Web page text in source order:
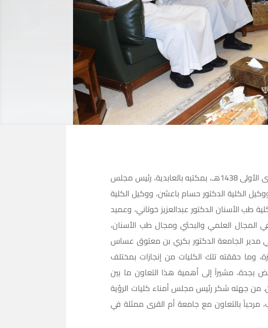
التقى معالي مدير جامعة أم القرى الدكتور بكري بن معتوق عساس يوم الأربعاء 25 جمادى الأولى 1438هـ، بمكتبه بالعابدية، رئيس مجلس
الكلية الدكتور حسام باعشن، ووكيل الكلية
طب الأسنان الدكتور عبدالعزيز خوتاني، وعميد
المجال العلمي والبحثي ومجال طب الأسنان،
مدير الجامعة الدكتور بكري بن معتوق عساس
وما حققته تلك الكليات من إنجازات بمختلف
بجدة، مشيراً إلى أهمية هذا التعاون ما بين
من جهته شكر رئيس مجلس أمناء كليات الرؤية
مرحباً بالتعاون مع جامعة أم القرى ممثلة في